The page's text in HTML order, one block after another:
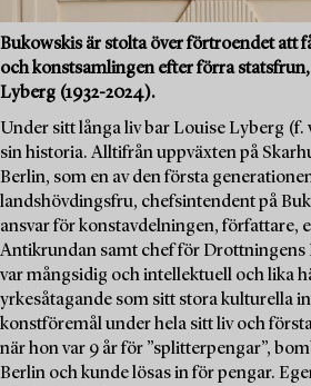
Bukowskis är stolta över förtroendet att
och konstsamlingen efter förra
Lyberg (1932-2024).
Under sitt långa liv bar Louise Lyberg (f.
sin historia. Alltifrån uppväxten på
Berlin, som en av den första
landshövdingsfru, chefsintendent på
ansvar för konstavdelningen, författare,
Antikrundan samt chef för Drottningens
var mångsidig och intellektuell och lika
yrkesåtagande som sitt stora kulturella
konstföremål under hela sitt liv och
när hon var 9 år för ”splitterpengar”,
Berlin och kunde lösas in för pengar.